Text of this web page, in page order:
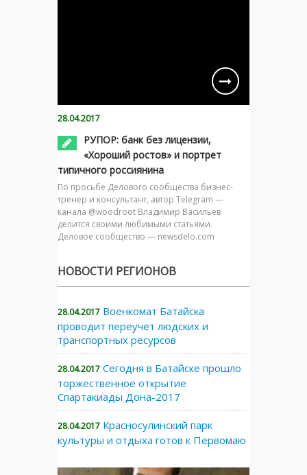
28.04.2017
РУПОР: банк без лицензии,
«Хороший ростов» и портрет
типичного россиянина
По просьбе Делового сообщества бизнес-
тренер и консультант, автор Telegram —
канала @woodroot Владимир Васильев
делится своими любимыми статьями.
Деловое сообщество — newsdelo.com
НОВОСТИ РЕГИОНОВ
28.04.2017 Военкомат Батайска
проводит переучет людских и
транспортных ресурсов
28.04.2017 Сегодня в Батайске прошло
торжественное открытие
Спартакиады Дона-2017
28.04.2017 Красносулинский парк
культуры и отдыха готов к Первомаю